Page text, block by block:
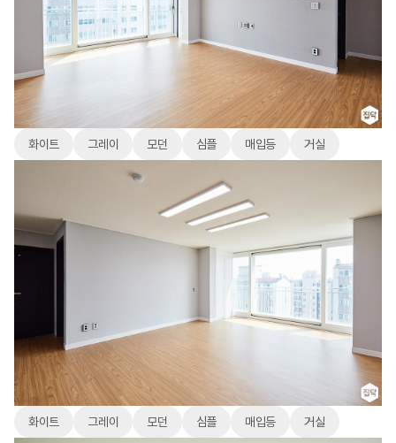
화이트 그레이 모던 심플 매입등 거실
화이트 그레이 모던 심플 매입등 거실